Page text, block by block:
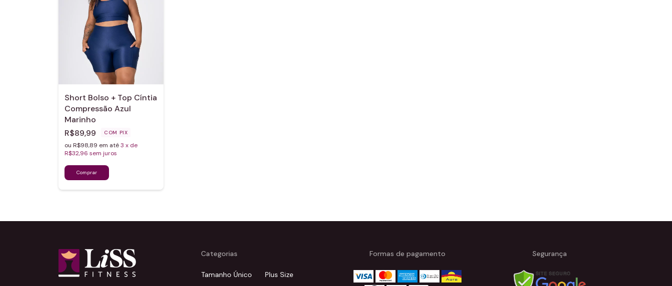
Short Bolso + Top Cíntia
Compressão Azul
Marinho
R$89,99
COM PIX
ou R$98,89 em até3 x de
R$32,96 sem juros
Categorias
Tamanho Único
Plus Size
Formas de pagamento Segurança